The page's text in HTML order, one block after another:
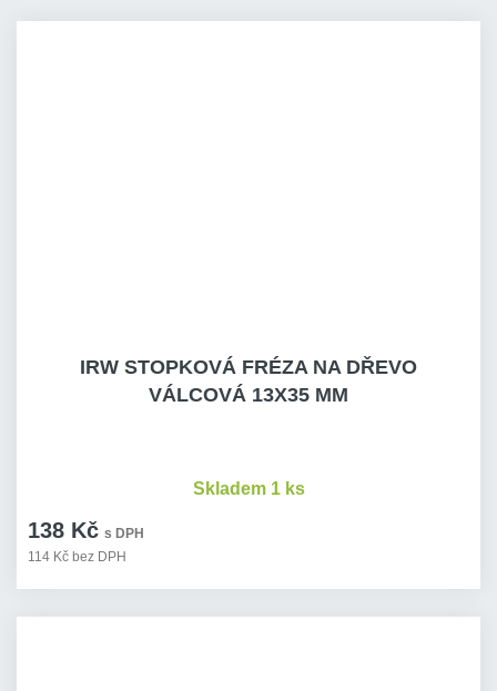
IRW STOPKOVÁ FRÉZA NA DŘEVO
VÁLCOVÁ 13X35 MM
138 Kč s DPH
114 Kč bez DPH
Skladem 1 ks